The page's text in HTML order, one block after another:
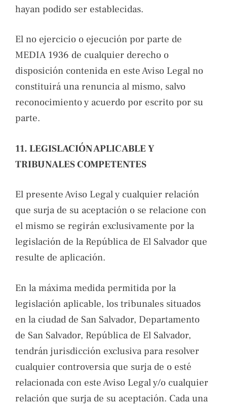
hayan podido ser establecidas.
El no ejercicio o ejecución por parte de
MEDIA 1936 de cualquier derecho o
disposición contenida en este Aviso Legal no
constituirá una renuncia al mismo, salvo
reconocimiento y acuerdo por escrito por su
parte.
11. LEGISLACIÓN APLICABLE Y
TRIBUNALES COMPETENTES
El presente Aviso Legal y cualquier relación
que surja de su aceptación o se relacione con
el mismo se regirán exclusivamente por la
legislación de la República de El Salvador que
resulte de aplicación.
En la máxima medida permitida por la
legislación aplicable, los tribunales situados
en la ciudad de San Salvador, Departamento
de San Salvador, República de El Salvador,
tendrán jurisdicción exclusiva para resolver
cualquier controversia que surja de o esté
relacionada con este Aviso Legal y/o cualquier
relación que surja de su aceptación. Cada una